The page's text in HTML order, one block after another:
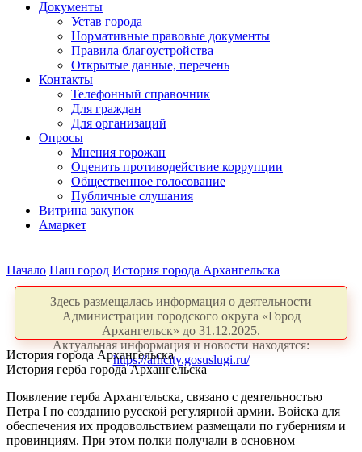
Документы
Устав города
Нормативные правовые документы
Правила благоустройства
Открытые данные, перечень
Контакты
Телефонный справочник
Для граждан
Для организаций
Опросы
Мнения горожан
Оценить противодействие коррупции
Общественное голосование
Публичные слушания
Витрина закупок
Амаркет
Начало Наш город История города Архангельска
Здесь размещалась информация о деятельности
Администрации городского округа «Город
Архангельск» до 31.12.2025.
Актуальная информация и новости находятся:
https://arhcity.gosuslugi.ru/
История города Архангельска
История герба города Архангельска
Появление герба Архангельска, связано с деятельностью
Петра I по созданию русской регулярной армии. Войска для
обеспечения их продовольствием размещали по губерниям и
провинциям. При этом полки получали в основном